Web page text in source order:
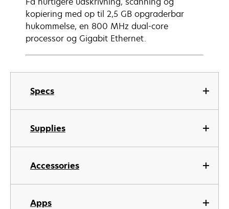
Specs
Supplies
Accessories
Apps
kopiering med op til 2,5 GB opgraderbar
hukommelse, en 800 MHz dual-core
processor og Gigabit Ethernet.